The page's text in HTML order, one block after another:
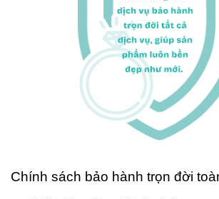
Chính sách bảo hành trọn đời